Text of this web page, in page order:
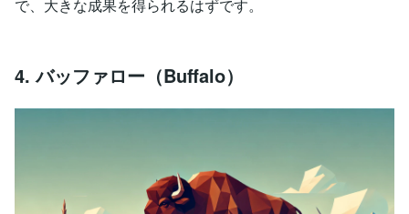
で、大きな成果を得られるはずです。
4. バッファロー（Buffalo）